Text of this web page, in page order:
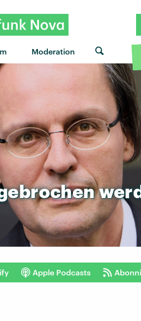
Moderation
Babe" von Baumgart · "Mein Babe"
Apple Podcasts